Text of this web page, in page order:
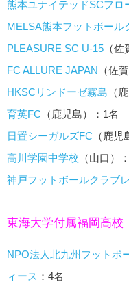
熊本ユナイテッドSCフロ
MELSA熊本フットボール
PLEASURE SC U-15 （
FC ALLURE JAPAN （佐
HKSCリンドーゼ霧島 （
育英FC （鹿児島）：1名
日置シーガルズFC （鹿児
高川学園中学校 （山口）
神戸フットボールクラブ
東海大学付属福岡高校
NPO法人北九州フットボ
ィース ：4名